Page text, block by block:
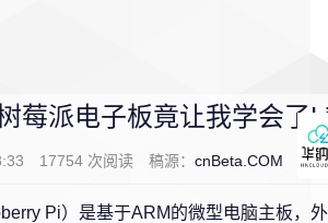
莓派电子板竟让我学会了
17754 次阅读 稿源： cnBeta.COM
Pi）是基于ARM的微型电脑主板，